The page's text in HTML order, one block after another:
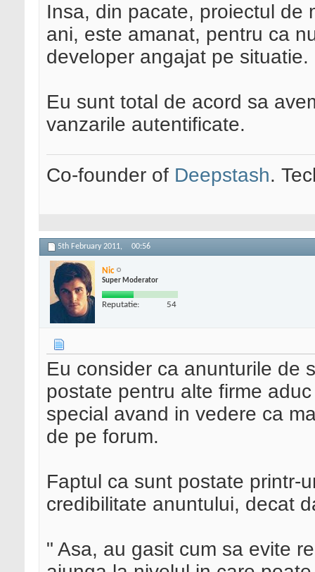
Insa, din pacate, proiectul de
ani, este amanat, pentru ca
developer angajat pe situatie.
Eu sunt total de acord sa
vanzarile autentificate.
Co-founder of Deepstash.
5th February 2011, 00:56
Nic
Super Moderator
Reputatie: 54
Eu consider ca anunturile de
postate pentru alte firme
special avand in vedere ca
de pe forum.
Faptul ca sunt postate printr-
credibilitate anuntului, decat
" Asa, au gasit cum sa evite